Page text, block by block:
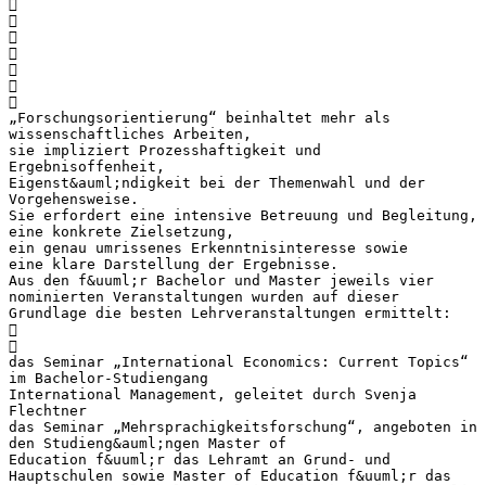







„Forschungsorientierung“ beinhaltet mehr als
wissenschaftliches Arbeiten,
sie impliziert Prozesshaftigkeit und
Ergebnisoffenheit,
Eigenst&auml;ndigkeit bei der Themenwahl und der
Vorgehensweise.
Sie erfordert eine intensive Betreuung und Begleitung,
eine konkrete Zielsetzung,
ein genau umrissenes Erkenntnisinteresse sowie
eine klare Darstellung der Ergebnisse.
Aus den f&uuml;r Bachelor und Master jeweils vier
nominierten Veranstaltungen wurden auf dieser
Grundlage die besten Lehrveranstaltungen ermittelt:


das Seminar „International Economics: Current Topics“
im Bachelor-Studiengang
International Management, geleitet durch Svenja
Flechtner
das Seminar „Mehrsprachigkeitsforschung“, angeboten in
den Studieng&auml;ngen Master of
Education f&uuml;r das Lehramt an Grund- und
Hauptschulen sowie Master of Education f&uuml;r das